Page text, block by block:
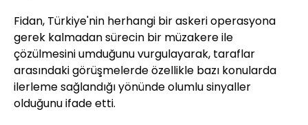
Fidan, Türkiye'nin herhangi bir askeri operasyona
gerek kalmadan sürecin bir müzakere ile
çözülmesini umduğunu vurgulayarak, taraflar
arasındaki görüşmelerde özellikle bazı konularda
ilerleme sağlandığı yönünde olumlu sinyaller
olduğunu ifade etti.